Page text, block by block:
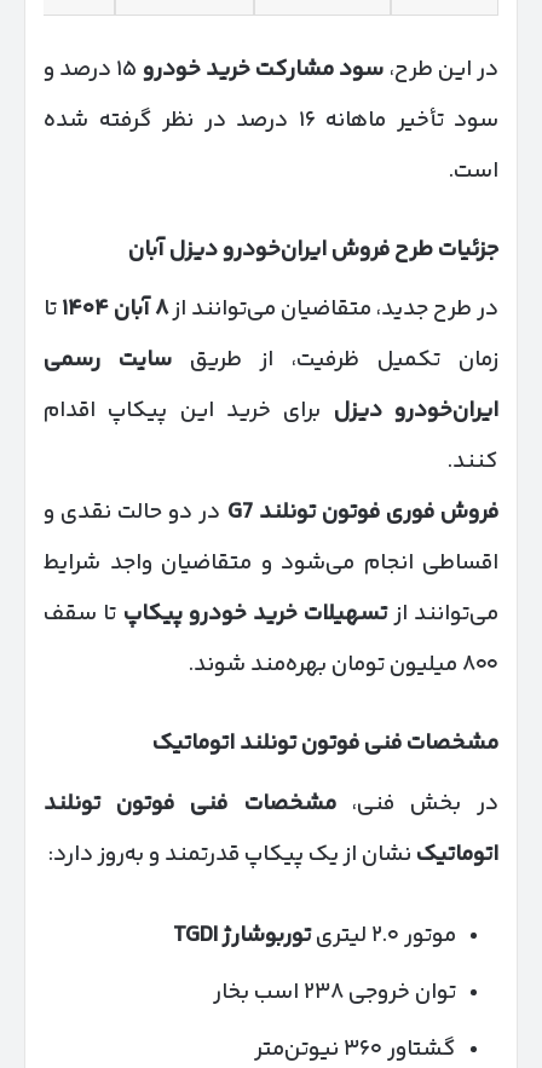
در این طرح، سود مشارکت خرید خودرو
۱۵ درصد و
سود تأخیر ماهانه ۱۶ درصد در نظر گرفته شده
است.
جزئیات طرح فروش ایران‌خودرو دیزل آبان
در طرح جدید، متقاضیان می‌توانند از۸آبان۱۴۰۴تا
زمان تکمیل ظرفیت، از طریق سایت رسمی
ایران‌خودرو دیزل برای خرید این پیکاپ اقدام
کنند.
فروش فوری فوتون تونلند G7
در دو حالت نقدی و
اقساطی انجام می‌شود و متقاضیان واجد شرایط
می‌توانند ازتسهیلات خرید خودرو پیکاپ تا سقف
۸۰۰ میلیون تومان بهره‌مند شوند.
مشخصات فنی فوتون تونلند اتوماتیک
در بخش فنی،مشخصات فنی فوتون تونلند
اتوماتیک نشان از یک پیکاپ قدرتمند و به‌روز دارد:
موتور ۲.۰ لیتری توربوشارژTGDI
توان خروجی ۲۳۸ اسب بخار
گشتاور ۳۶۰ نیوتن‌متر